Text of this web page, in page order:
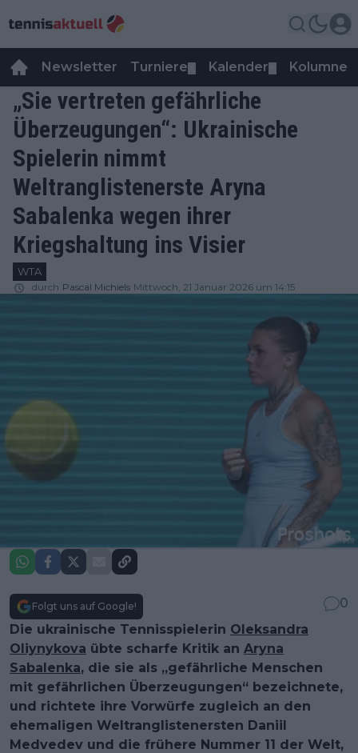
Newsletter Turniere Kalender Kolumnen
„Sie vertreten gefährliche
Überzeugungen“: Ukrainische
Spielerin nimmt
Weltranglistenerste Aryna
Sabalenka wegen ihrer
Kriegshaltung ins Visier
WTA
durch Pascal Michiels Mittwoch, 21 Januar 2026 um 14:15
Folgt uns auf Google!
0
Die ukrainische Tennisspielerin Oleksandra
Oliynykova übte scharfe Kritik an Aryna
Sabalenka, die sie als „gefährliche Menschen
mit gefährlichen Überzeugungen“ bezeichnete,
und richtete ihre Vorwürfe zugleich an den
ehemaligen Weltranglistenersten Daniil
Medvedev und die frühere Nummer 11 der Welt,